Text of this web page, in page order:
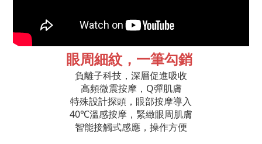
眼周細紋，一筆勾銷
負離子科技，深層促進吸收
高頻微震按摩，Q彈肌膚
特殊設計探頭，眼部按摩導入
40℃溫感按摩，緊緻眼周肌膚
智能接觸式感應，操作方便